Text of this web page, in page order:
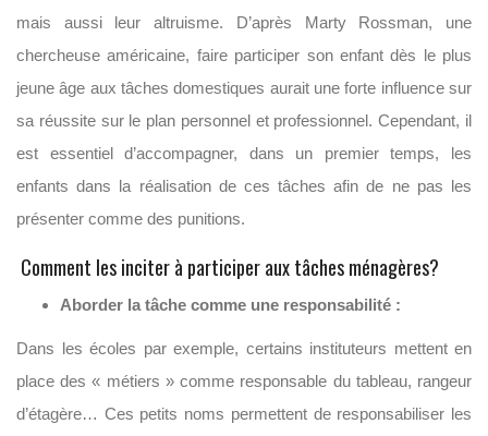
mais aussi leur altruisme. D’après Marty Rossman, une
chercheuse américaine, faire participer son enfant dès le plus
jeune âge aux tâches domestiques aurait une forte influence sur
sa réussite sur le plan personnel et professionnel. Cependant, il
est essentiel d’accompagner, dans un premier temps, les
enfants dans la réalisation de ces tâches afin de ne pas les
présenter comme des punitions.
Comment les inciter à participer aux tâches ménagères?
Aborder la tâche comme une responsabilité :
Dans les écoles par exemple, certains instituteurs mettent en
place des « métiers » comme responsable du tableau, rangeur
d’étagère… Ces petits noms permettent de responsabiliser les